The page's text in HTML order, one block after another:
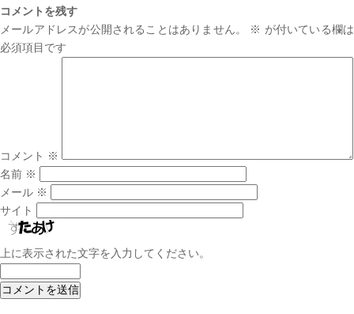
コメントを残す
メールアドレスが公開されることはありません。
※ が付いている欄は
必須項目です
コメント ※
名前 ※
メール ※
サイト
上に表示された文字を入力してください。